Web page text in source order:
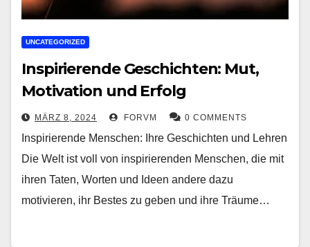
UNCATEGORIZED
Inspirierende Geschichten: Mut,
Motivation und Erfolg
MÄRZ 8, 2024 FORVM 0 COMMENTS
Inspirierende Menschen: Ihre Geschichten und Lehren
Die Welt ist voll von inspirierenden Menschen, die mit
ihren Taten, Worten und Ideen andere dazu
motivieren, ihr Bestes zu geben und ihre Träume…